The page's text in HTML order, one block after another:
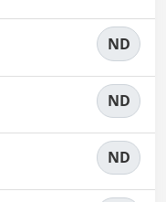
ND
ND
ND